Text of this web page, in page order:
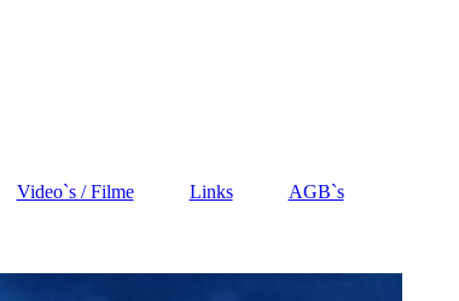
Video`s / Filme Links AGB`s